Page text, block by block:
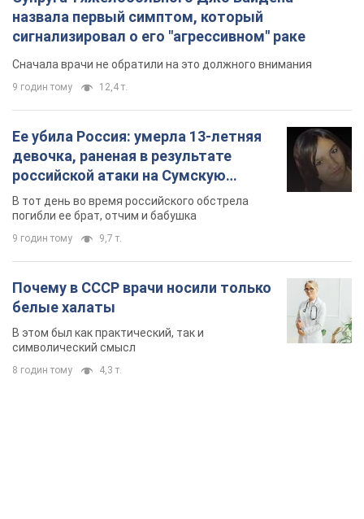
Почему в СССР врачи носили только
белые халаты
символический смысл
8 годин тому 4,3 т.
TOP NEWS